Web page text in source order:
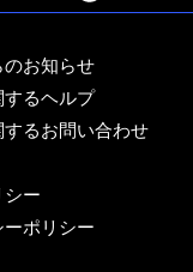
お知らせ
るヘルプ
るお問い合わせ
ー
ポリシー